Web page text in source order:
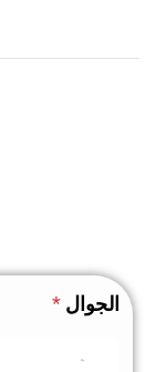
الجوال *